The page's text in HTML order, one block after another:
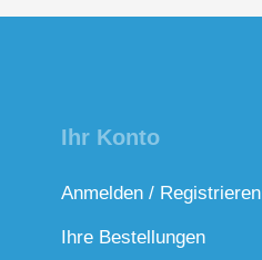
Ihr Konto
Anmelden / Registrieren
Ihre Bestellungen